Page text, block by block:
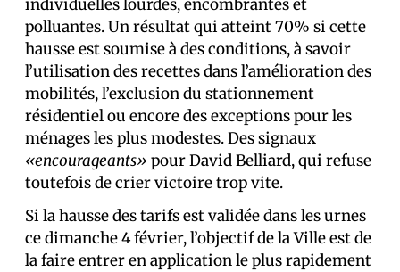
individuelles lourdes, encombrantes et
polluantes. Un résultat qui atteint 70% si cette
hausse est soumise à des conditions, à savoir
l’utilisation des recettes dans l’amélioration des
mobilités, l’exclusion du stationnement
résidentiel ou encore des exceptions pour les
ménages les plus modestes. Des signaux
«encourageants» pour David Belliard, qui refuse
toutefois de crier victoire trop vite.
Si la hausse des tarifs est validée dans les urnes
ce dimanche 4 février, l’objectif de la Ville est de
la faire entrer en application le plus rapidement